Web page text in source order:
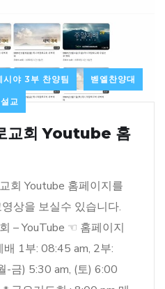
시야 3부 찬양팀 벧엘찬양대
교
교회 Youtube 홈
회 Youtube 홈페이지를
상을 보실수 있습니다.
– YouTube ☜ 홈페이지
1부: 08:45 am, 2부:
-금) 5:30 am, (토) 6:00